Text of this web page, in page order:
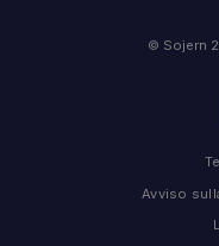
© Sojern
Avviso